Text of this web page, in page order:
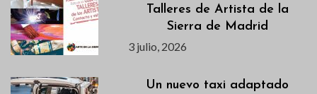
Talleres de Artista de la
Sierra de Madrid
3 julio, 2026
Un nuevo taxi adaptado